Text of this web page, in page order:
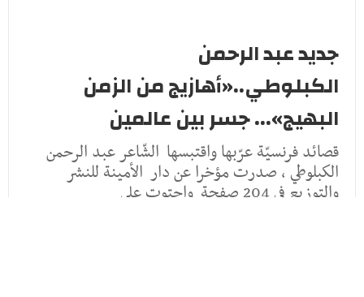
جديد عبد الرحمن
الكبلوطي..«أهازيج من الزمن
البهيج»... جسر بين عالمين
قصائد فرنسيّة عرّبها واقتبسها الشّاعر عبد الرحمن
الكبلوطي ، صدرت مؤخرا عن دار الأمينة للنشر
والتوزيع في 204 صفحة واحتوت على